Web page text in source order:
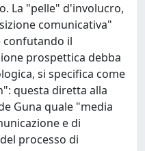
La "pelle" d'involucro,
comunicativa"
confutando il
prospettica debba
si specifica come
questa diretta alla
Guna quale "media
e di
processo di